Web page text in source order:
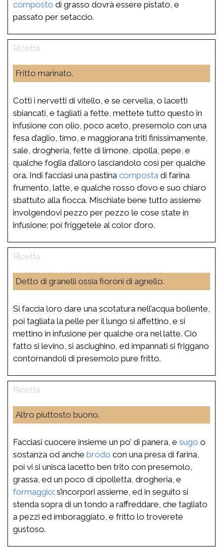
composto di grasso dovrà essere pistato, e
passato per setaccio.
Fritto marinato.
Cotti i nervetti di vitello, e se cervella, o lacetti
sbiancati, e tagliati a fette, mettete tutto questo in
infusione con olio, poco aceto, presemolo con una
fesa d’aglio, timo, e maggiorana triti finissimamente,
sale, drogheria, fette di limone, cipolla, pepe, e
qualche foglia d’alloro lasciandolo così per qualche
ora. Indi facciasi una pastina composta di farina
frumento, latte, e qualche rosso d’ovo e suo chiaro
sbattuto alla fiocca. Mischiate bene tutto assieme
involgendovi pezzo per pezzo le cose state in
infusione; poi friggetele al color d’oro.
Detto di granelli ossia fioroni di agnello.
Si faccia loro dare una scotatura nell’acqua bollente,
poi tagliata la pelle per il lungo si affettino, e si
mettino in infusione per qualche ora nel latte. Ciò
fatto si levino, si asciughino, ed impannati si friggano
contornandoli di presemolo pure fritto.
Altro piuttosto buono.
Facciasi cuocere insieme un po’ di panera, e sugo o
sostanza od anche brodo con una presa di farina,
poi vi si unisca lacetto ben trito con presemolo,
grassa, ed un poco di cipolletta, drogheria, e
formaggio: s’incorpori assieme, ed in seguito si
stenda sopra di un tondo a raffreddare, che tagliato
a pezzi ed imboraggiato, e fritto lo troverete
gustoso.